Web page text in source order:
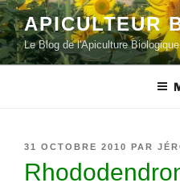
Aller
au
contenu
principal
APICULTEUR
Le Blog de l'Apiculture Biologique
PUBLIÉ
31 OCTOBRE 2010 PAR